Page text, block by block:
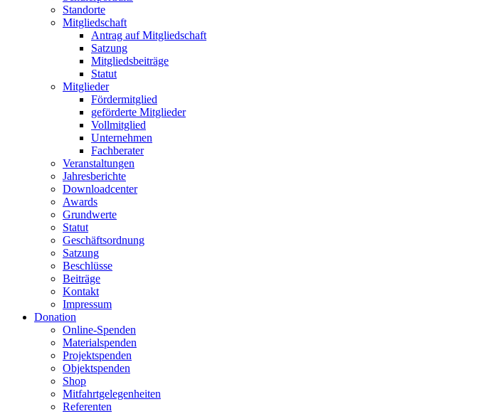
Standorte
Mitgliedschaft
Antrag auf Mitgliedschaft
Satzung
Mitgliedsbeiträge
Statut
Mitglieder
Fördermitglied
geförderte Mitglieder
Vollmitglied
Unternehmen
Fachberater
Veranstaltungen
Jahresberichte
Downloadcenter
Awards
Grundwerte
Statut
Geschäftsordnung
Satzung
Beschlüsse
Beiträge
Kontakt
Impressum
Donation
Online-Spenden
Materialspenden
Projektspenden
Objektspenden
Shop
Mitfahrtgelegenheiten
Referenten